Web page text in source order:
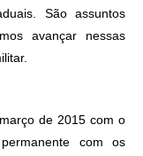
São assuntos
avançar nessas
de 2015 com o
com os